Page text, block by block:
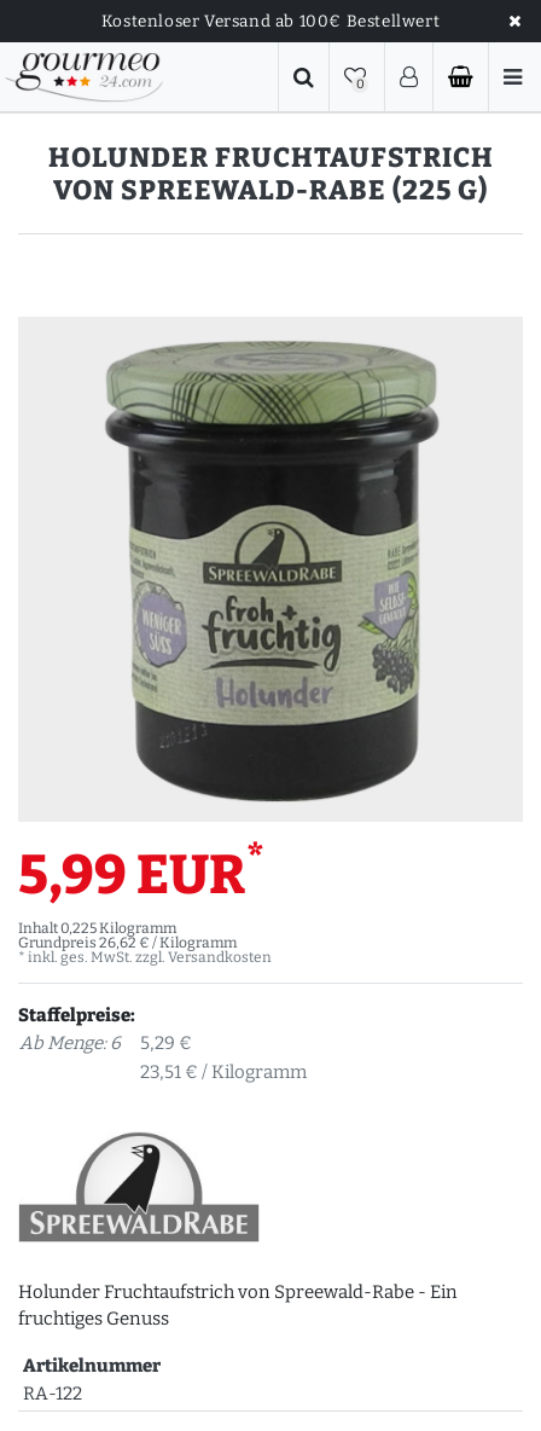
Kostenloser Versand ab 100€ Bestellwert
0
HOLUNDER FRUCHTAUFSTRICH
VON SPREEWALD-RABE (225 G)
5,99 EUR*
Inhalt0,225Kilogramm
Grundpreis 26,62 € / Kilogramm
* inkl. ges. MwSt. zzgl. Versandkosten
Staffelpreise:
Ab Menge: 6
5,29 €
23,51 € / Kilogramm
Holunder Fruchtaufstrich von Spreewald-Rabe - Ein
fruchtiges Genuss
Artikelnummer
RA-122